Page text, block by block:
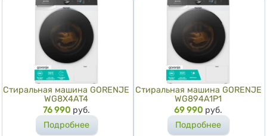
Стиральная машина GORENJE
WG8X4AT4
Цена
76 990 руб.
Подробнее
Стиральная машина GORENJE
WG894A1P1
Цена
69 990 руб.
Подробнее